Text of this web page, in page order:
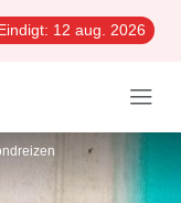
12 aug. 2026